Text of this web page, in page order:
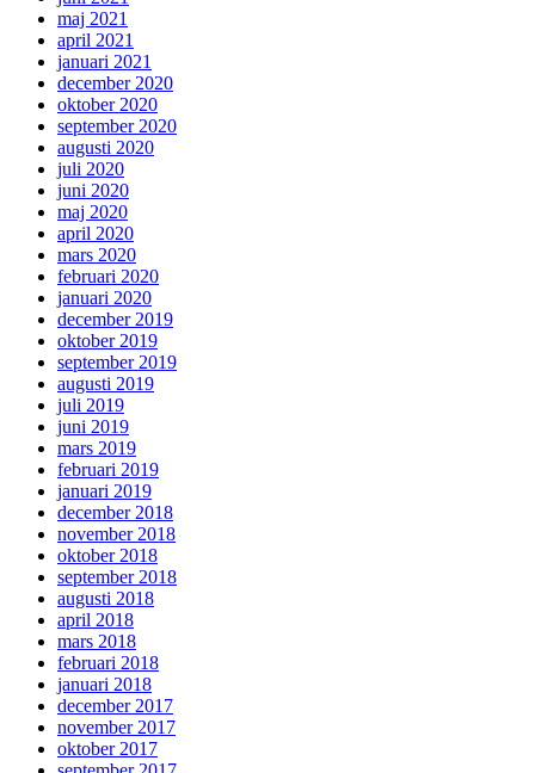
maj 2021
april 2021
januari 2021
december 2020
oktober 2020
september 2020
augusti 2020
juli 2020
juni 2020
maj 2020
april 2020
mars 2020
februari 2020
januari 2020
december 2019
oktober 2019
september 2019
augusti 2019
juli 2019
juni 2019
mars 2019
februari 2019
januari 2019
december 2018
november 2018
oktober 2018
september 2018
augusti 2018
april 2018
mars 2018
februari 2018
januari 2018
december 2017
november 2017
oktober 2017